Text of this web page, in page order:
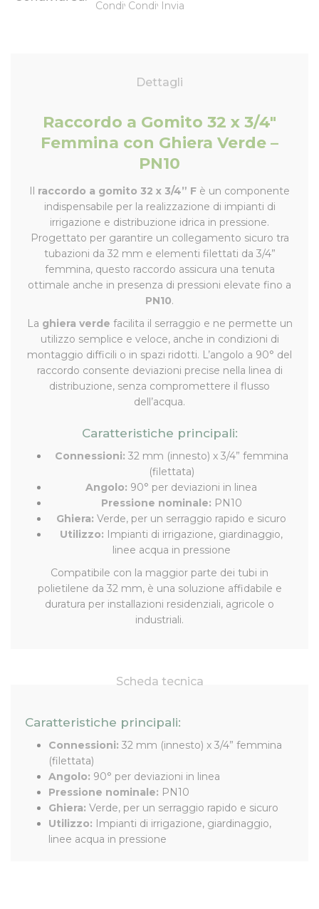
Dettagli
Raccordo a Gomito 32 x 3/4"
Femmina con Ghiera Verde –
PN10
Il raccordo a gomito 32 x 3/4” F è un componente
indispensabile per la realizzazione di impianti di
irrigazione e distribuzione idrica in pressione.
Progettato per garantire un collegamento sicuro tra
tubazioni da 32 mm e elementi filettati da 3/4”
femmina, questo raccordo assicura una tenuta
ottimale anche in presenza di pressioni elevate fino a
PN10.
La ghiera verde facilita il serraggio e ne permette un
utilizzo semplice e veloce, anche in condizioni di
montaggio difficili o in spazi ridotti. L’angolo a 90° del
raccordo consente deviazioni precise nella linea di
distribuzione, senza compromettere il flusso
dell’acqua.
Caratteristiche principali:
Connessioni: 32 mm (innesto) x 3/4” femmina
(filettata)
Angolo: 90° per deviazioni in linea
Pressione nominale: PN10
Ghiera: Verde, per un serraggio rapido e sicuro
Utilizzo: Impianti di irrigazione, giardinaggio,
linee acqua in pressione
Compatibile con la maggior parte dei tubi in
polietilene da 32 mm, è una soluzione affidabile e
duratura per installazioni residenziali, agricole o
industriali.
Scheda tecnica
Caratteristiche principali:
Connessioni: 32 mm (innesto) x 3/4” femmina
(filettata)
Angolo: 90° per deviazioni in linea
Pressione nominale: PN10
Ghiera: Verde, per un serraggio rapido e sicuro
Utilizzo: Impianti di irrigazione, giardinaggio,
linee acqua in pressione